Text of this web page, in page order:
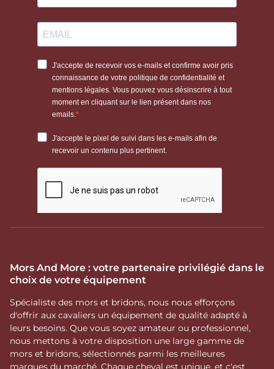
Mors And More : votre partenaire privilégié dans le
choix de votre équipement
Spécialiste des mors et bridons, nous nous efforçons
d'offrir aux cavaliers un équipement de qualité adapté à
leurs besoins. Que vous soyez amateur ou professionnel,
nous mettons à votre disposition une large gamme de
mors et bridons, sélectionnés parmi les meilleures
marques du marché. Chaque cheval est unique, et c'est